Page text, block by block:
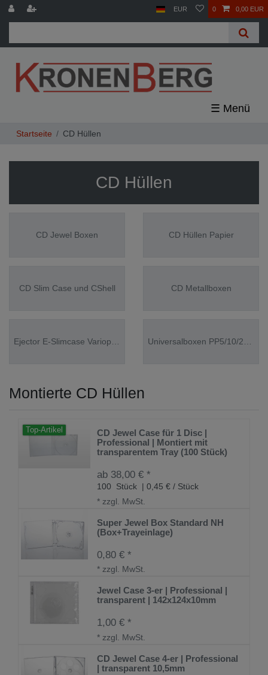
EUR 0 0,00 EUR
☰
CD Hüllen
CD Hüllen
CD Jewel Boxen CD Hüllen Papier
CD Slim Case und CShell CD Metallboxen
Montierte CD Hüllen
Top-Artikel
CD Jewel Case für 1 Disc |
Professional | Montiert mit
transparentem Tray (100 Stück)
ab 38,00 € *
100 Stück | 0,45 € / Stück
*zzgl. MwSt.
Super Jewel Box Standard NH
(Box+Trayeinlage)
0,80 € *
*zzgl. MwSt.
Jewel Case 3-er | Professional |
transparent | 142x124x10mm
1,00 € *
* zzgl. MwSt.
CD Jewel Case 4-er | Professional
| transparent 10,5mm